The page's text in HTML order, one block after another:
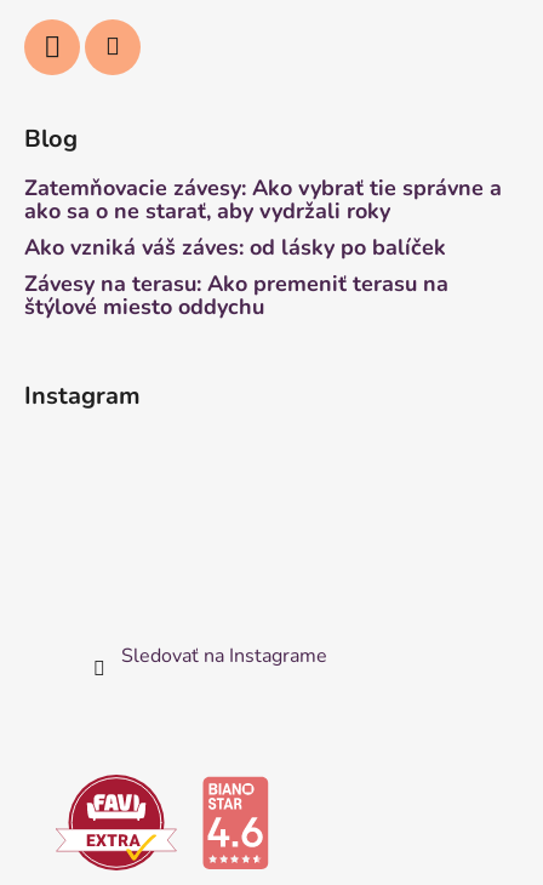
Blog
Zatemňovacie závesy: Ako vybrať tie správne a
ako sa o ne starať, aby vydržali roky
Ako vzniká váš záves: od lásky po balíček
Závesy na terasu: Ako premeniť terasu na
štýlové miesto oddychu
Instagram
Sledovať na Instagrame